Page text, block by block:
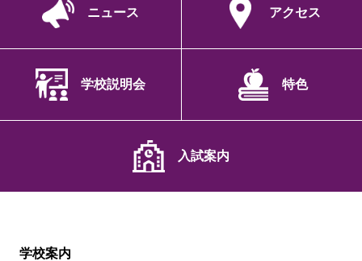
ニュース アクセス
学校説明会 特色
入試案内
学校案内